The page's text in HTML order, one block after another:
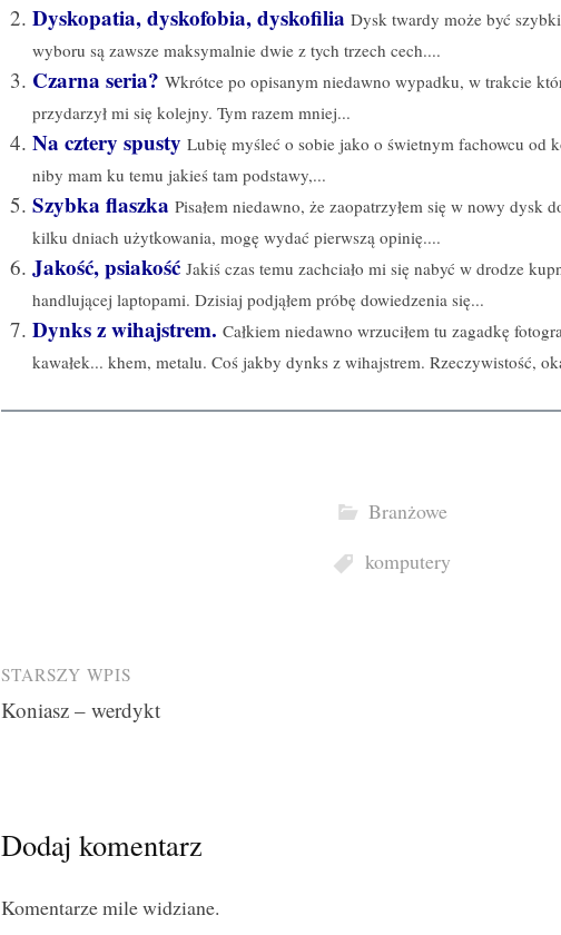
Dyskopatia, dyskofobia, dyskofilia Dysk twardy może być
wyboru są zawsze maksymalnie dwie z tych trzech cech....
Czarna seria? Wkrótce po opisanym niedawno wypadku, w trakcie
przydarzył mi się kolejny. Tym razem mniej...
Na cztery spusty Lubię myśleć o sobie jako o świetnym fachowcu od
niby mam ku temu jakieś tam podstawy,...
Szybka flaszka Pisałem niedawno, że zaopatrzyłem się w nowy dysk
kilku dniach użytkowania, mogę wydać pierwszą opinię....
Jakość, psiakość Jakiś czas temu zachciało mi się nabyć w drodze
handlującej laptopami. Dzisiaj podjąłem próbę dowiedzenia się...
Dynks z wihajstrem. Całkiem niedawno wrzuciłem tu zagadkę
kawałek... khem, metalu. Coś jakby dynks z wihajstrem. Rzeczywistość,
Branżowe
komputery
Post
navigation
STARSZY WPIS
Koniasz – werdykt
Dodaj komentarz
Komentarze mile widziane.